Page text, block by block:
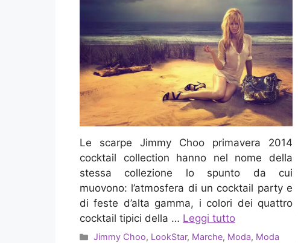
Le scarpe Jimmy Choo primavera 2014
cocktail collection hanno nel nome della
stessa collezione lo spunto da cui
muovono: l’atmosfera di un cocktail party e
di feste d’alta gamma, i colori dei quattro
cocktail tipici della … Leggi tutto
Categorie
Jimmy Choo, LookStar, Marche, Moda, Moda